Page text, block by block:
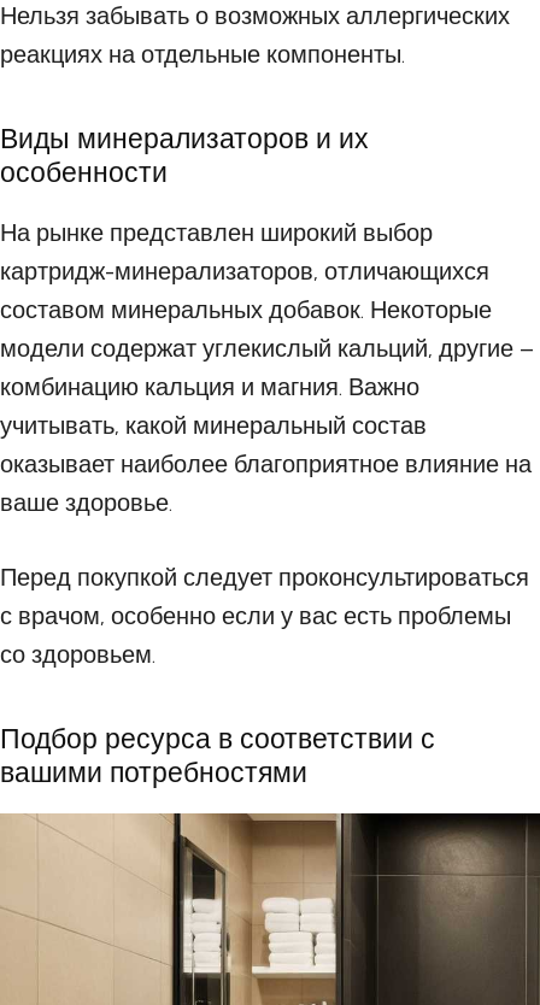
Нельзя забывать о возможных аллергических
реакциях на отдельные компоненты.
Виды минерализаторов и их
особенности
На рынке представлен широкий выбор
картридж-минерализаторов, отличающихся
составом минеральных добавок. Некоторые
модели содержат углекислый кальций, другие –
комбинацию кальция и магния. Важно
учитывать, какой минеральный состав
оказывает наиболее благоприятное влияние на
ваше здоровье.
Перед покупкой следует проконсультироваться
с врачом, особенно если у вас есть проблемы
со здоровьем.
Подбор ресурса в соответствии с
вашими потребностями